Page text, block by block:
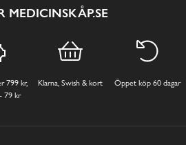
MEDICINSKÅP.SE
799 kr,
79 kr
Klarna, Swish & kort Öppet köp 60 dagar